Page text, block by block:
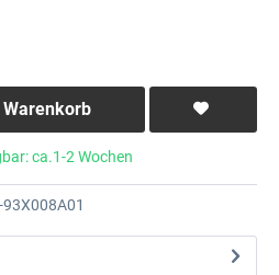
Warenkorb
ca.1-2 Wochen
93X008A01